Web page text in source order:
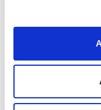
في تحديث وتعديل
في أي وقت. وتعتبر
أكوا وسيتم نشرها